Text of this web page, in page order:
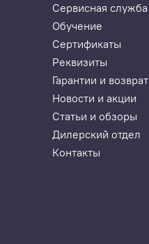
Сервисная служба
Обучение
Сертификаты
Реквизиты
Гарантии и возврат
Новости и акции
Статьи и обзоры
Дилерский отдел
Контакты